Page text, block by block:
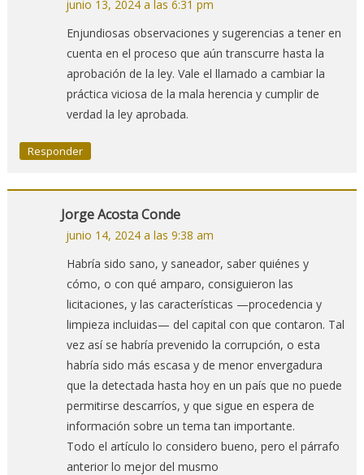
junio 13, 2024 a las 6:31 pm
Enjundiosas observaciones y sugerencias a tener en
cuenta en el proceso que aún transcurre hasta la
aprobación de la ley. Vale el llamado a cambiar la
práctica viciosa de la mala herencia y cumplir de
verdad la ley aprobada.
Responder
Jorge Acosta Conde
junio 14, 2024 a las 9:38 am
Habría sido sano, y saneador, saber quiénes y
cómo, o con qué amparo, consiguieron las
licitaciones, y las características —procedencia y
limpieza incluidas— del capital con que contaron. Tal
vez así se habría prevenido la corrupción, o esta
habría sido más escasa y de menor envergadura
que la detectada hasta hoy en un país que no puede
permitirse descarríos, y que sigue en espera de
información sobre un tema tan importante.
Todo el artículo lo considero bueno, pero el párrafo
anterior lo mejor del musmo